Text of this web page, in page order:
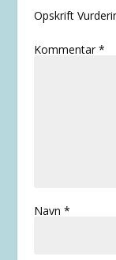
Opskrift
Kommentar*
Navn *